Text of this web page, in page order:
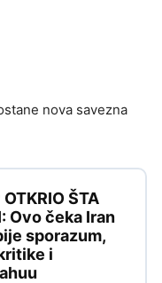
nova savezna
ŠTA
Ovo čeka Iran
sporazum,
i